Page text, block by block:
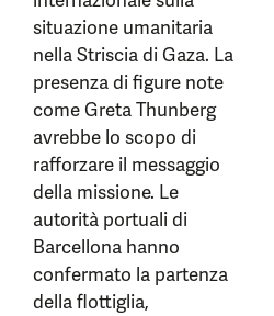
situazione umanitaria
nella Striscia di Gaza. La
presenza di figure note
come Greta Thunberg
avrebbe lo scopo di
rafforzare il messaggio
della missione. Le
autorità portuali di
Barcellona hanno
confermato la partenza
della flottiglia,